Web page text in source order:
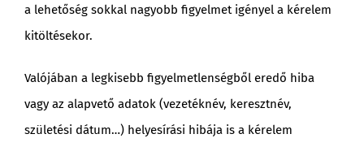
a lehetőség sokkal nagyobb figyelmet igényel a kérelem
kitöltésekor.
Valójában a legkisebb figyelmetlenségből eredő hiba
vagy az alapvető adatok (vezetéknév, keresztnév,
születési dátum…) helyesírási hibája is a kérelem